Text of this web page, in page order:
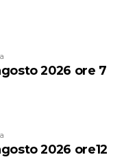
protagonista sui tre
salirà il Luca
2026 ore 7
2026 ore12